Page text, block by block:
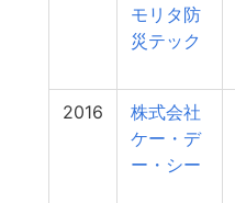
モリタ防
災テック
2016
株式会社
ケー・デ
ー・シー